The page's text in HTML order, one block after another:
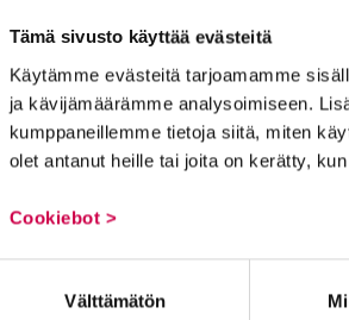
Tämä sivusto käyttää evästeitä
Käytämme evästeitä tarjoamamme
ja kävijämäärämme analysoimiseen.
kumppaneillemme tietoja siitä, miten
olet antanut heille tai joita on kerätty,
Cookiebot >
Välttämätön